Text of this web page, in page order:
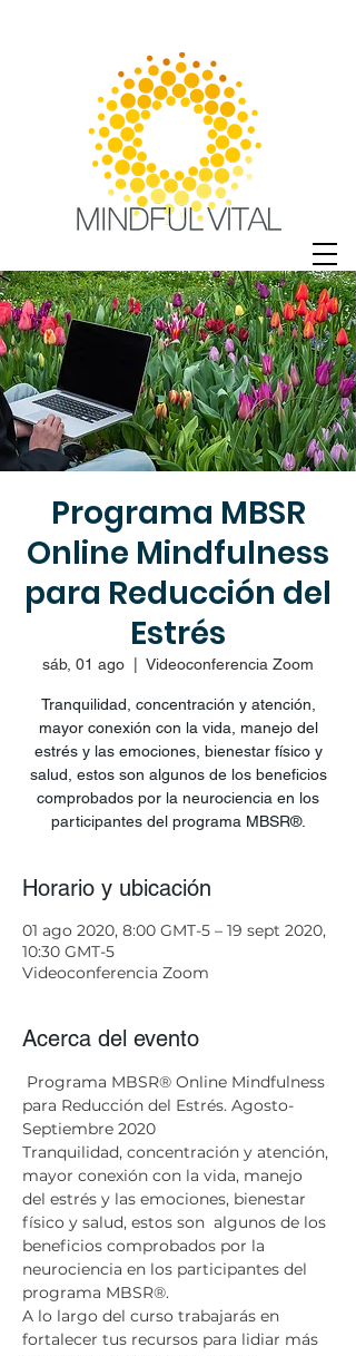
Programa MBSR
Online Mindfulness
para Reducción del
Estrés
sáb, 01 ago Videoconferencia Zoom
Tranquilidad, concentración y atención,
mayor conexión con la vida, manejo del
estrés y las emociones, bienestar físico y
salud, estos son algunos de los beneficios
comprobados por la neurociencia en los
participantes del programa MBSR®.
Horario y ubicación
01 ago 2020, 8:00 GMT-5 – 19 sept 2020,
10:30 GMT-5
Videoconferencia Zoom
Acerca del evento
Programa MBSR® Online Mindfulness
para Reducción del Estrés. Agosto-
Septiembre 2020
Tranquilidad, concentración y atención,
mayor conexión con la vida, manejo
del estrés y las emociones, bienestar
físico y salud, estos son  algunos de los
beneficios comprobados por la
neurociencia en los participantes del
programa MBSR®.
A lo largo del curso trabajarás en
fortalecer tus recursos para lidiar más